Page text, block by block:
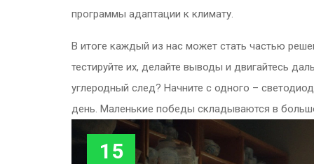
программы адаптации к климату.
В итоге каждый из нас может стать частью
тестируйте их, делайте выводы и двигайтесь
углеродный след? Начните с одного –
день. Маленькие победы складываются в
15